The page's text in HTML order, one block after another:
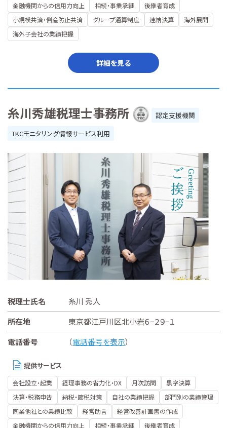
金融機関からの信用力向上
相続・事業承継
後継者育成
小規模共済・倒産防止共済
グループ通算制度 連結決算
海外展開
海外子会社の業績把握
詳細を見る
糸川秀雄税理士事務所
認定支援機関
TKCモニタリング情報サービス利用
税理士氏名
糸川 秀人
所在地
東京都江戸川区北小岩６−２９−１
電話番号
（電話番号を表示）
提供サービス
会社設立・起業 経理事務の省力化・DX 月次訪問
黒字決算
決算・税務申告
納税・節税対策 自社の業績把握
部門別の業績管理
同業他社との業績比較
経営助言
経営改善計画書の作成
金融機関からの信用力向上
相続・事業承継
後継者育成